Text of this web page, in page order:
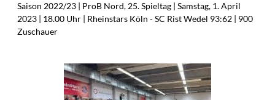
Saison 2022/23 | ProB Nord, 25. Spieltag | Samstag, 1. April
2023 | 18.00 Uhr | Rheinstars Köln - SC Rist Wedel 93:62 | 900
Zuschauer